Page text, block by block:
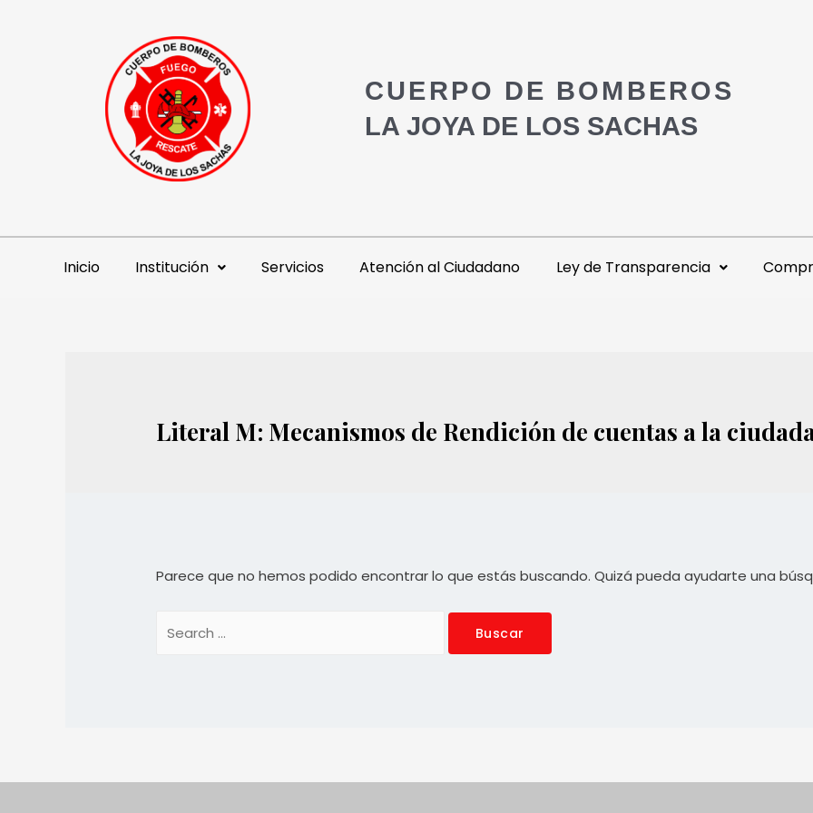
CUERPO DE BOMBEROS
LA JOYA DE LOS SACHAS
Inicio Institución Servicios Atención al Ciudadano Ley de Transparencia
Literal M: Mecanismos de Rendición de cuentas a la
Parece que no hemos podido encontrar lo que estás buscando. Quizá pueda ayudarte una